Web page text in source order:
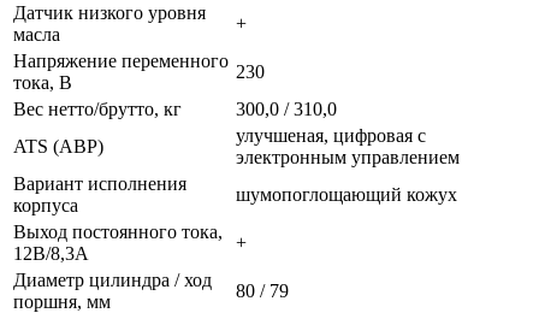
Датчик низкого уровня
масла
+
Напряжение переменного
тока, В
230
Вес нетто/брутто, кг
300,0 / 310,0
ATS (АВР)
улучшеная, цифровая с
электронным управлением
Вариант исполнения
корпуса
шумопоглощающий кожух
Выход постоянного тока,
12В/8,3А
+
Диаметр цилиндра / ход
поршня, мм
80 / 79